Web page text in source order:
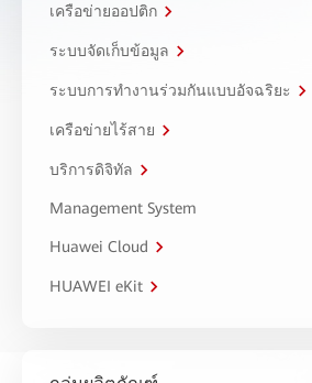
เครือข่ายออปติก
ระบบจัดเก็บข้อมูล
ระบบการทำงานร่วมกันแบบอัจฉริยะ
เครือข่ายไร้สาย
บริการดิจิทัล
Management System
Huawei Cloud
HUAWEI eKit